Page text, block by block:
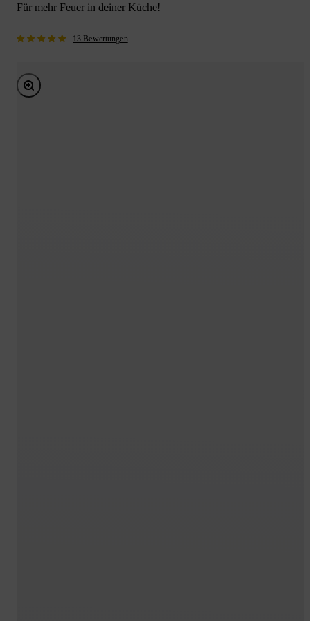
Für mehr Feuer in deiner Küche!
13 Bewertungen
Bild vergrößern